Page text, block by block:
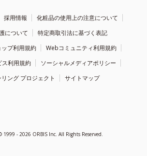
採用情報
化粧品の使用上の注意について
について
特定商取引法に基づく表記
プ利用規約
Webコミュニティ利用規約
ス利用規約
ソーシャルメディアポリシー
ング プロジェクト
サイトマップ
1999 - 2026 ORBIS Inc. All Rights Reserved.